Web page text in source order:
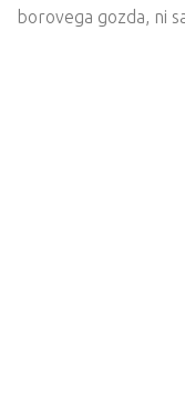
borovega gozda, ni